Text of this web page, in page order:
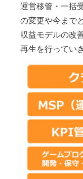
運営移管・一括
の変更や今まで
収益モデルの改
再生を行ってい